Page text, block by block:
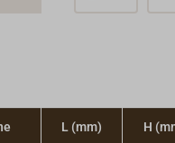
L (mm) H